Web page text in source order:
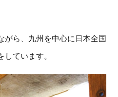
がら、九州を中心に日本全国
ています。